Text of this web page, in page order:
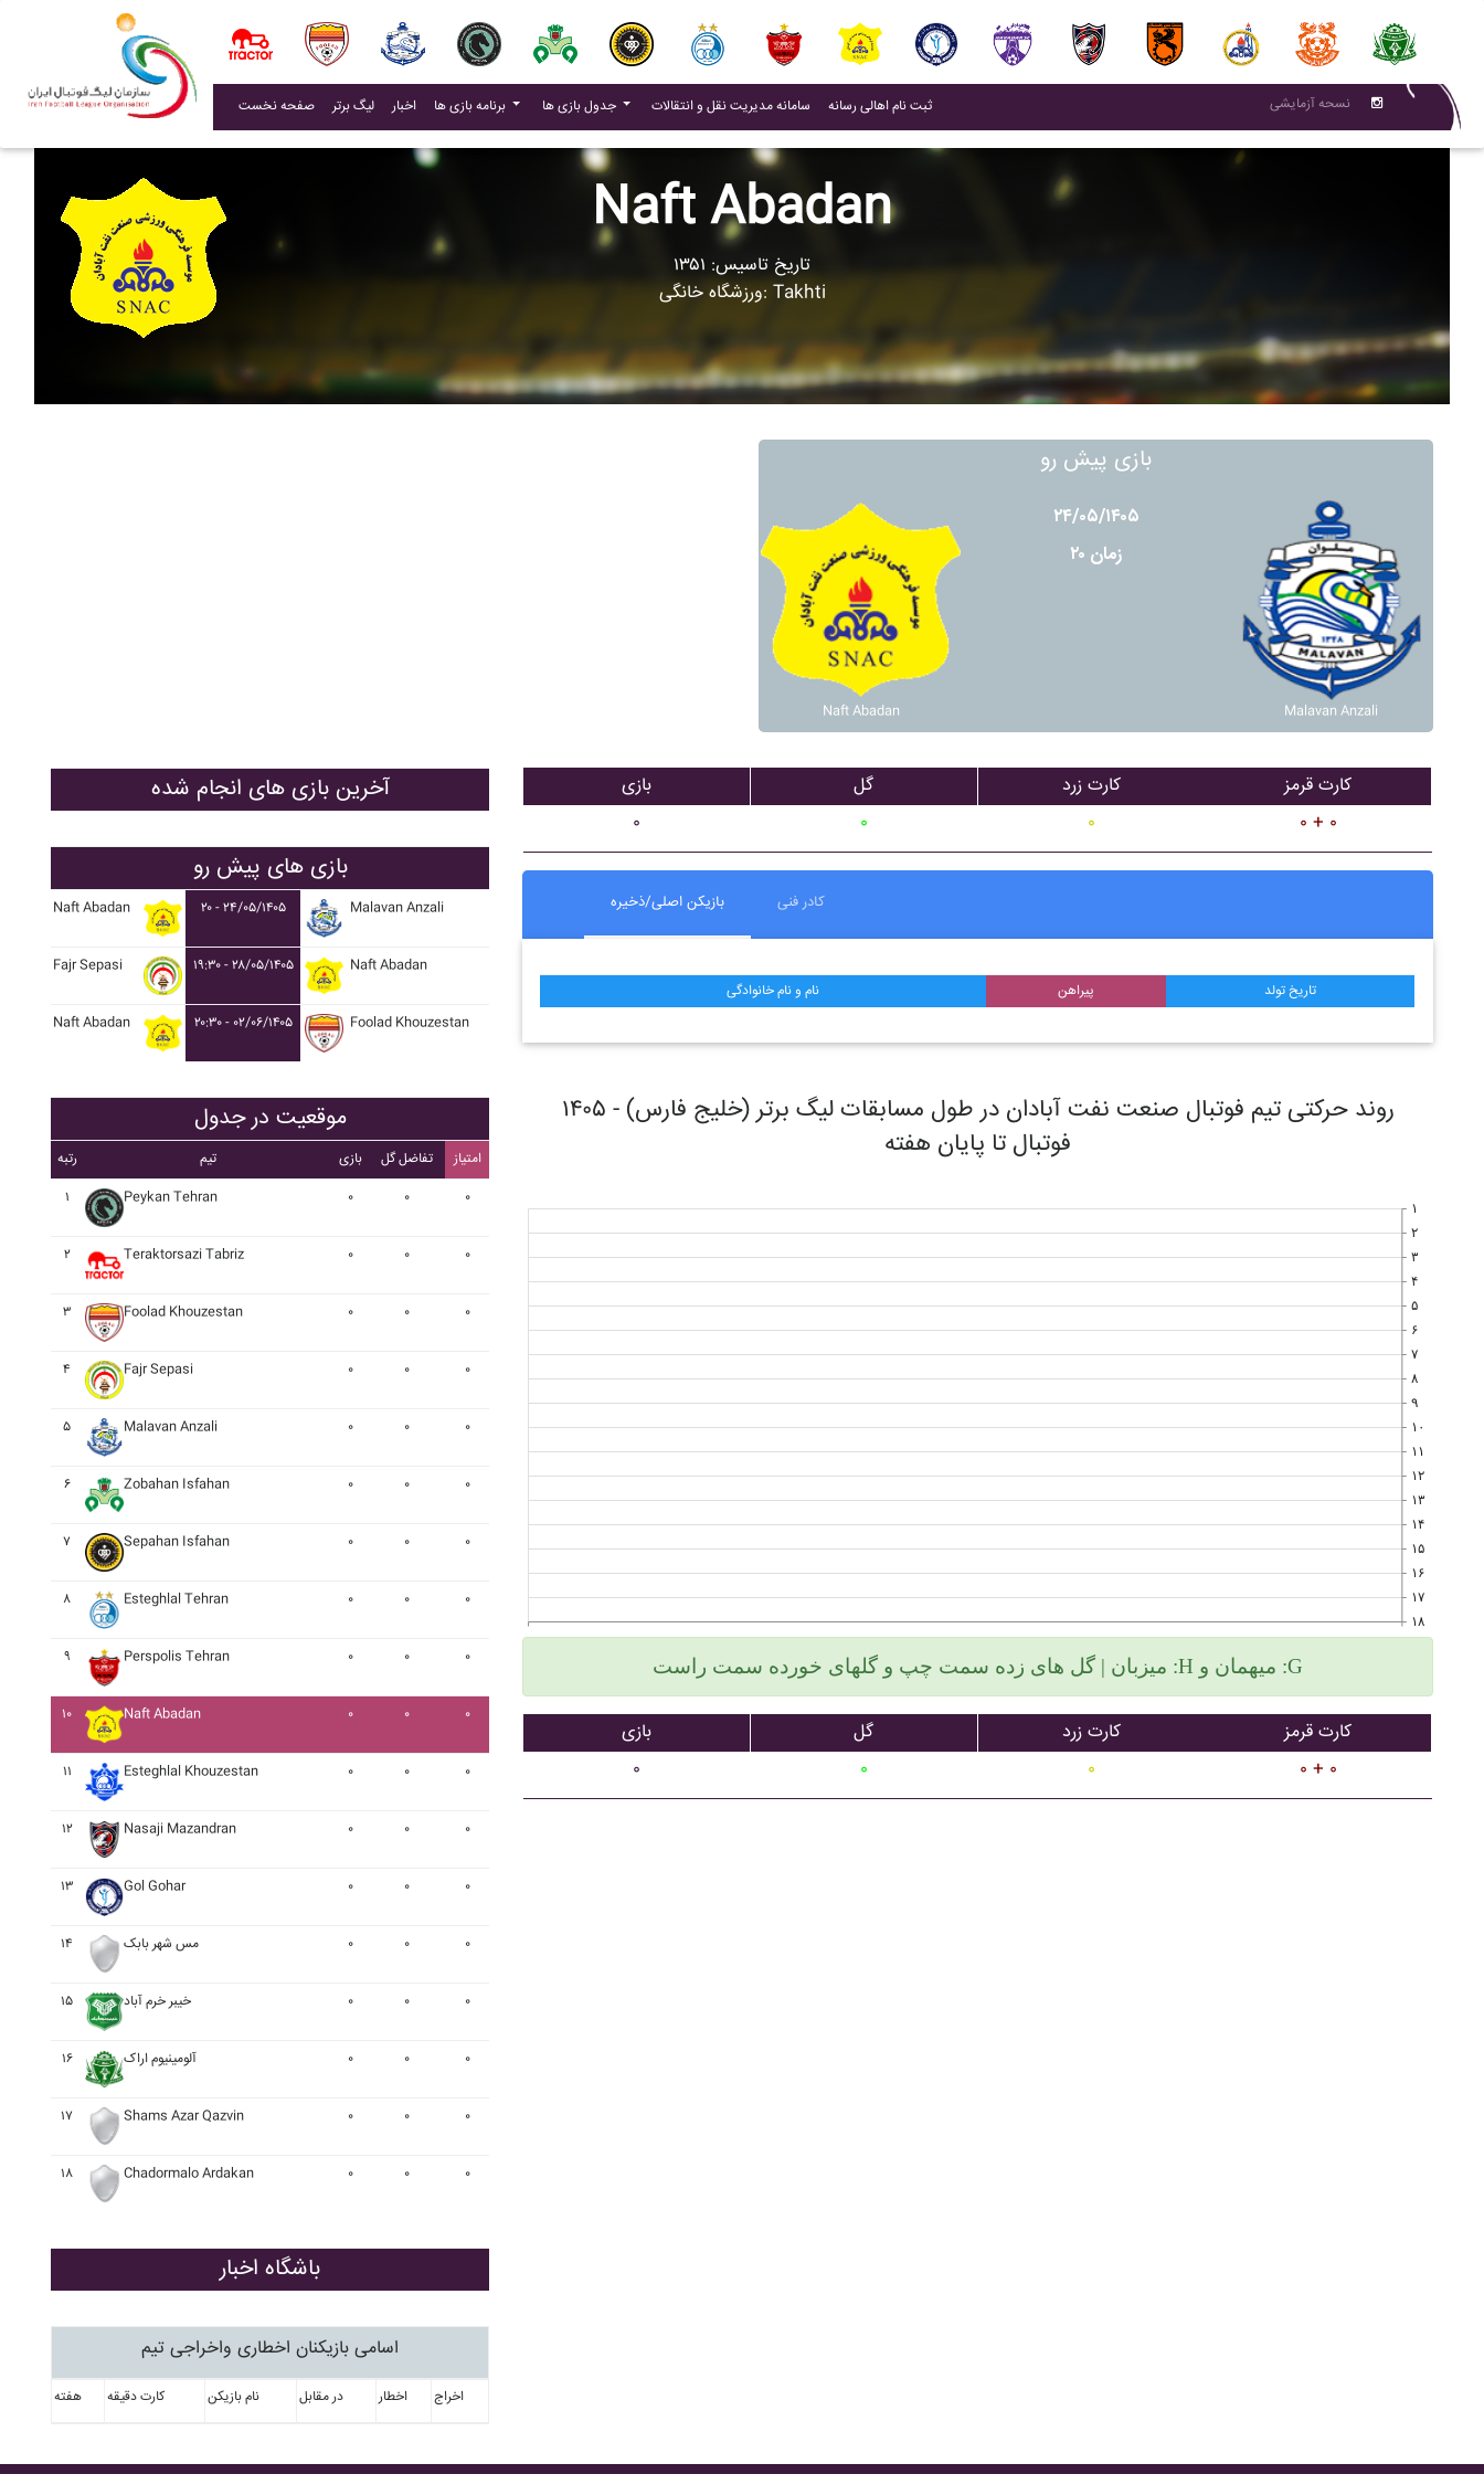
صفحه نخست لیگ برتر اخبار(current) برنامه بازی ها جدول بازی ها سامانه مدیریت نقل و انتقالات (current)
ثبت نام اهالی رسانه(current) نسحه آزمایشی
Naft Abadan
تاریخ تاسیس: ۱۳۵۱
ورزشگاه خانگی: Takhti
بازی پیش رو
Naft Abadan
۲۴/۰۵/۱۴۰۵
زمان ۲۰
Malavan Anzali
آخرین بازی های انجام شده
بازی های پیش رو
Naft Abadan ۲۰ - ۲۴/۰۵/۱۴۰۵ Malavan Anzali
Fajr Sepasi ۱۹:۳۰ - ۲۸/۰۵/۱۴۰۵ Naft Abadan
Naft Abadan ۲۰:۳۰ - ۰۲/۰۶/۱۴۰۵ Foolad Khouzestan
موقعیت در جدول
رتبه تیم بازی تفاضل گل
امتیاز
۱
Peykan Tehran ۰ ۰ ۰
۲ Teraktorsazi Tabriz ۰ ۰ ۰
۳ Foolad Khouzestan ۰ ۰ ۰
۴ Fajr Sepasi ۰ ۰ ۰
۵ Malavan Anzali ۰ ۰ ۰
۶ Zobahan Isfahan ۰ ۰ ۰
۷ Sepahan Isfahan ۰ ۰ ۰
۸ Esteghlal Tehran ۰ ۰ ۰
۹ Perspolis Tehran ۰ ۰ ۰
۱۰ Naft Abadan ۰ ۰ ۰
۱۱ Esteghlal Khouzestan ۰ ۰ ۰
۱۲ Nasaji Mazandran ۰ ۰ ۰
۱۳ Gol Gohar ۰ ۰ ۰
۱۴ مس شهر بابک ۰ ۰ ۰
۱۵ خيبر خرم آباد ۰ ۰ ۰
۱۶ آلومينيوم اراک ۰ ۰ ۰
۱۷ Shams Azar Qazvin ۰ ۰ ۰
۱۸ Chadormalo Ardakan ۰ ۰ ۰
باشگاه اخبار
اسامی بازیکنان اخطاری واخراجی تیم
هفته کارت دقیقه نام بازیکن در مقابل اخطار اخراج
بازی
۰
گل
۰
کارت زرد
۰
کارت قرمز
۰ + ۰
بازیکن اصلی/ذخیره کادر فنی
نام و نام خانوادگی پیراهن تاریخ تولد
روند حرکتی تیم فوتبال صنعت نفت آبادان در طول مسابقات ليگ برتر (خليج فارس) - ۱۴۰۵
فوتبال تا پایان هفته
۱
۲
۳
۴
۵
۶
۷
۸
۹
۱۰
۱۱
۱۲
۱۳
۱۴
۱۵
۱۶
۱۷
۱۸
میزبان | گل های زده سمت چپ و گلهای خورده سمت راست :H میهمان و :G
بازی
۰
گل
۰
کارت زرد
۰
کارت قرمز
۰ + ۰